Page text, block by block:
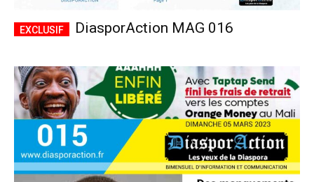
DiasporAction MAG 016